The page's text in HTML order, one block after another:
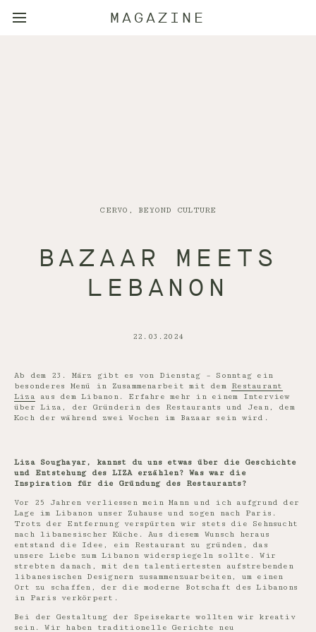
MAGAZINE
CERVO, BEYOND CULTURE
BAZAAR MEETS
LEBANON
22.03.2024
Ab dem 23. März gibt es von Dienstag – Sonntag ein
besonderes Menü in Zusammenarbeit mit dem Restaurant
Liza aus dem Libanon. Erfahre mehr in einem Interview
über Liza, der Gründerin des Restaurants und Jean, dem
Koch der während zwei Wochen im Bazaar sein wird.
Liza Soughayar, kannst du uns etwas über die Geschichte
und Entstehung des LIZA erzählen? Was war die
Inspiration für die Gründung des Restaurants?
Vor 25 Jahren verliessen mein Mann und ich aufgrund der
Lage im Libanon unser Zuhause und zogen nach Paris.
Trotz der Entfernung verspürten wir stets die Sehnsucht
nach libanesischer Küche. Aus diesem Wunsch heraus
entstand die Idee, ein Restaurant zu gründen, das
unsere Liebe zum Libanon widerspiegeln sollte. Wir
strebten danach, mit den talentiertesten aufstrebenden
libanesischen Designern zusammenzuarbeiten, um einen
Ort zu schaffen, der die moderne Botschaft des Libanons
in Paris verkörpert.
Bei der Gestaltung der Speisekarte wollten wir kreativ
sein. Wir haben traditionelle Gerichte neu